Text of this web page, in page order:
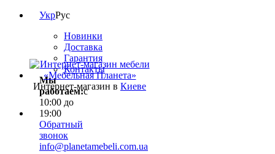
УкрРус
Новинки
Доставка
Гарантия
Контакты
Мы
работаем:с
10:00 до
19:00
Обратный
звонок
info@planetamebeli.com.ua
Интернет-магазин в Киеве